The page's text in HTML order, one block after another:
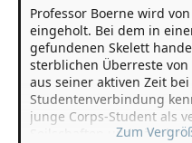
Professor Boerne wird
eingeholt. Bei dem in
gefundenen Skelett
sterblichen Überreste
aus seiner aktiven Zeit
Studentenverbindung
junge Corps-Student als
Seilschaften und
Zum